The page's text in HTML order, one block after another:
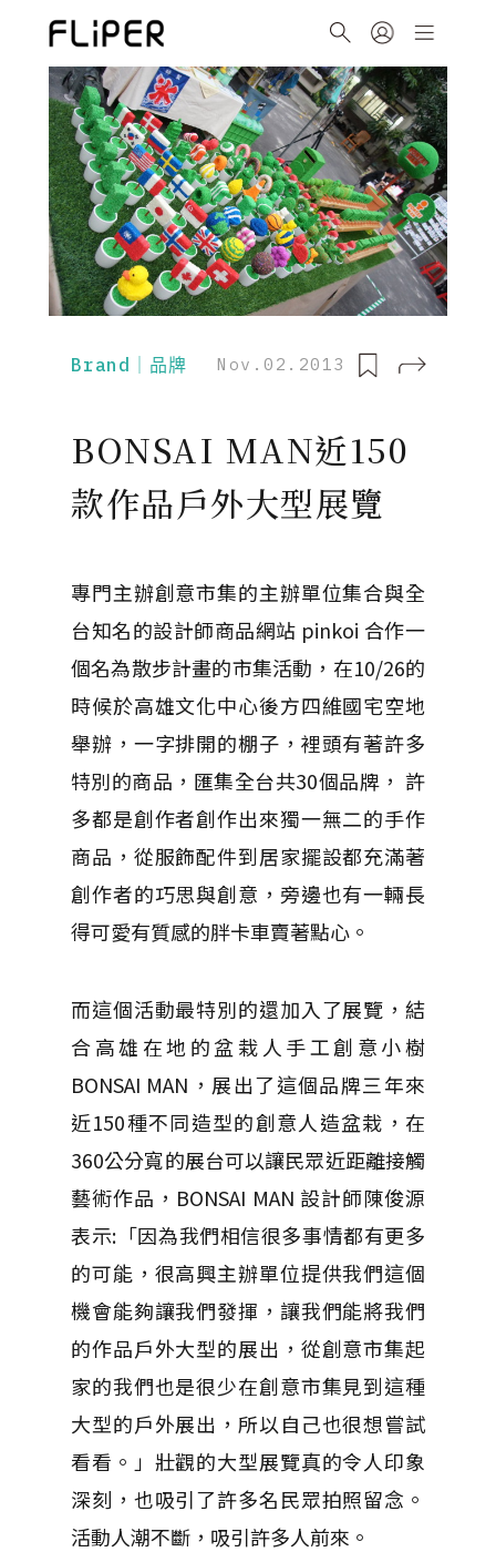
Brand｜品牌 Nov.02.2013
BONSAI MAN近150
款作品戶外大型展覽
專門主辦創意市集的主辦單位集合與全
台知名的設計師商品網站 pinkoi 合作一
個名為散步計畫的市集活動，在10/26的
時候於高雄文化中心後方四維國宅空地
舉辦，一字排開的棚子，裡頭有著許多
特別的商品，匯集全台共30個品牌， 許
多都是創作者創作出來獨一無二的手作
商品，從服飾配件到居家擺設都充滿著
創作者的巧思與創意，旁邊也有一輛長
得可愛有質感的胖卡車賣著點心。
而這個活動最特別的還加入了展覽，結
合高雄在地的盆栽人手工創意小樹
BONSAI MAN，展出了這個品牌三年來
近150種不同造型的創意人造盆栽，在
360公分寬的展台可以讓民眾近距離接觸
藝術作品，BONSAI MAN 設計師陳俊源
表示:「因為我們相信很多事情都有更多
的可能，很高興主辦單位提供我們這個
機會能夠讓我們發揮，讓我們能將我們
的作品戶外大型的展出，從創意市集起
家的我們也是很少在創意市集見到這種
大型的戶外展出，所以自己也很想嘗試
看看。」壯觀的大型展覽真的令人印象
深刻，也吸引了許多名民眾拍照留念。
活動人潮不斷，吸引許多人前來。